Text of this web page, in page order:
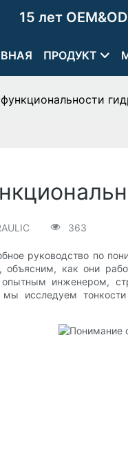
15 лет
ПРОДУКТ
363
руководство по
объясним, как они
опытным инженером,
исследуем